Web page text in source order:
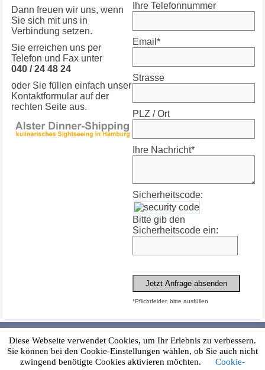
Dann freuen wir uns, wenn
Sie sich mit uns in
Verbindung setzen.
Sie erreichen uns per
Telefon und Fax unter
040 / 24 48 24
oder Sie füllen einfach unser
Kontaktformular auf der
rechten Seite aus.
Ihre Telefonnummer
Email*
Strasse
PLZ / Ort
Ihre Nachricht*
Sicherheitscode:
Bitte gib den
Sicherheitscode ein:
Jetzt Anfrage absenden
*Pflichtfelder, bitte ausfüllen
Alster Dinner-Shipping | Jungfernstieg | 20095 Hamburg
| Telefon: 040 / 24 48 24Impressum & AGB's|Datenschutz|
Kontakt
Diese Webseite verwendet Cookies, um Ihr Erlebnis zu verbessern.
Sie können bei den Cookie-Einstellungen wählen, ob Sie auch nicht
zwingend benötigte Cookies aktivieren möchten.
Cookie-